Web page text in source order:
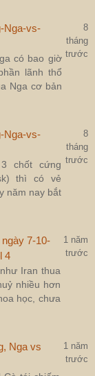
Nga-vs-
có bao giờ
lãnh thổ
Nga cơ bản
8
tháng
trước
Nga-vs-
chốt cứng
thì có vẻ
năm nay bắt
8
tháng
trước
7-10-
4
Iran thua
nhiều hơn
học, chưa
1 năm
trước
Nga vs
1 năm
trước